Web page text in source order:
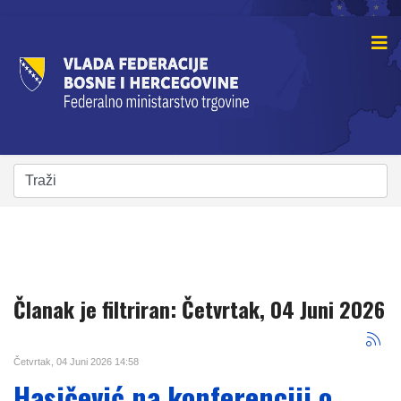
Članak je filtriran: Četvrtak, 04 Juni 2026
Četvrtak, 04 Juni 2026 14:58